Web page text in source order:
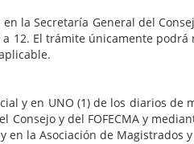
la Secretaría General del
12. El trámite únicamente
y en UNO (1) de los diarios
y del FOFECMA y
la Asociación de Magistrados